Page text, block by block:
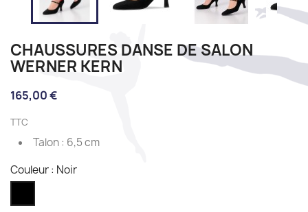
CHAUSSURES DANSE DE SALON
WERNER KERN
165,00 €
TTC
Talon : 6,5 cm
Couleur : Noir